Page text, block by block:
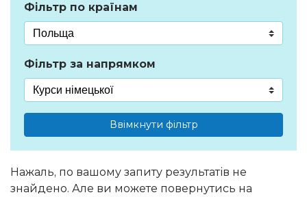
Фільтр по країнам
Фільтр за напрямком
Ввімкнути фільтр
Нажаль, по вашому запиту результатів не
знайдено. Але ви можете повернутись на